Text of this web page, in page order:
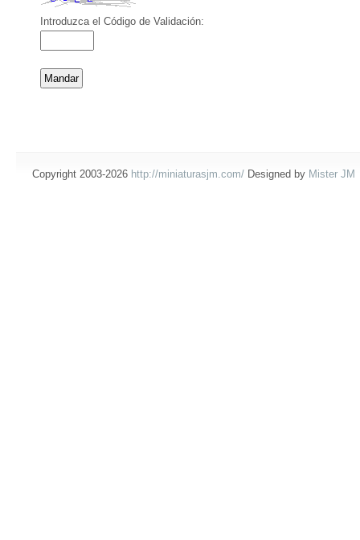
Introduzca el Código de Validación:
Copyright 2003-2026 http://miniaturasjm.com/ Designed by Mister JM